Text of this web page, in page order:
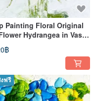
Painting Floral Original
Hydrangea in Vase
12
฿
ฟรี